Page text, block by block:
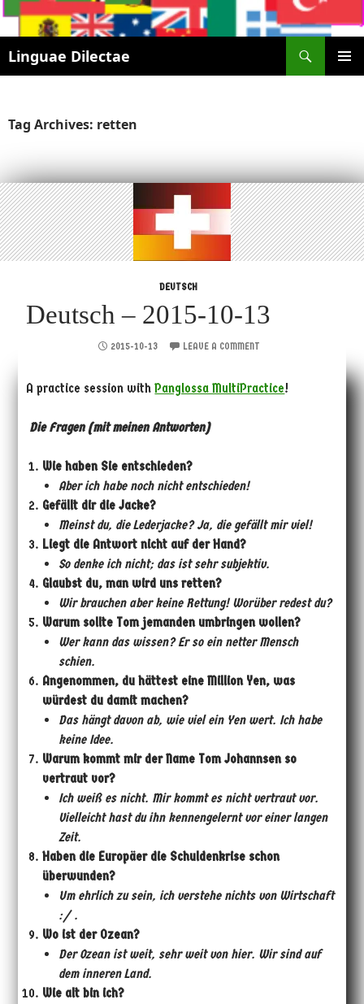
Linguae Dilectae
SKIP
Tag Archives: retten
DEUTSCH
Deutsch – 2015-10-13
2015-10-13 LEAVE A COMMENT
A practice session withPanglossa MultiPractice!
Die Fragen (mit meinen Antworten)
Wie haben Sie entschieden?
Aber ich habe noch nicht entschieden!
Gefällt dir die Jacke?
Meinst du, die Lederjacke? Ja, die gefällt mir viel!
Liegt die Antwort nicht auf der Hand?
So denke ich nicht; das ist sehr subjektiv.
Glaubst du, man wird uns retten?
Wir brauchen aber keine Rettung! Worüber redest du?
Warum sollte Tom jemanden umbringen wollen?
Wer kann das wissen? Erso ein netter Mensch
schien.
Angenommen, du hättest eine Million Yen, was
würdest du damit machen?
Das hängt davon ab, wie viel ein Yen wert. Ich habe
keine Idee.
Warum kommt mir der Name Tom Johannsen so
vertraut vor?
Ich weiß es nicht. Mir kommt es nicht vertraut vor.
Vielleicht hast du ihn kennengelernt vor einer langen
Zeit.
Haben die Europäer die Schuldenkrise schon
überwunden?
Um ehrlich zu sein, ich verstehe nichts von Wirtschaft
:/ .
Wo ist der Ozean?
Der Ozean ist weit, sehr weit von hier. Wir sind auf
dem inneren Land.
Wie alt bin ich?